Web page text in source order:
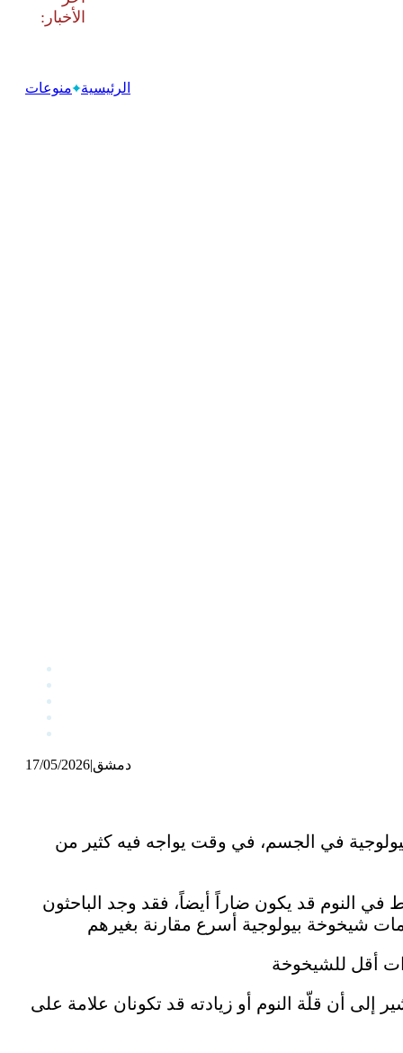
الرئيسية منوعات
17/05/2026|دمشق
في الجسم، في وقت يواجه فيه كثير من
النوم قد يكون ضاراً أيضاً، فقد وجد الباحثون
إلى أن قلّة النوم أو زيادته قد تكونان علامة على